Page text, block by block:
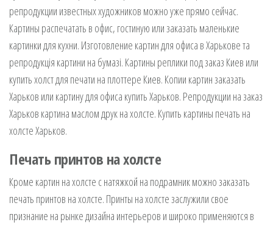
репродукции известных художников можно уже прямо сейчас.
Картины распечатать в офис, гостиную или заказать маленькие
картинки для кухни. Изготовление картин для офиса в Харькове та
репродукція картини на бумазі. Картины реплики под заказ Киев или
купить холст для печати на плоттере Киев. Копии картин заказать
Харьков или картину для офиса купить Харьков. Репродукции на заказ
Харьков картина маслом друк на холсте. Купить картины печать на
холсте Харьков.
Печать принтов на холсте
Кроме картин на холсте с натяжкой на подрамник можно заказать
печать принтов на холсте. Принты на холсте заслужили свое
признание на рынке дизайна интерьеров и широко применяются в